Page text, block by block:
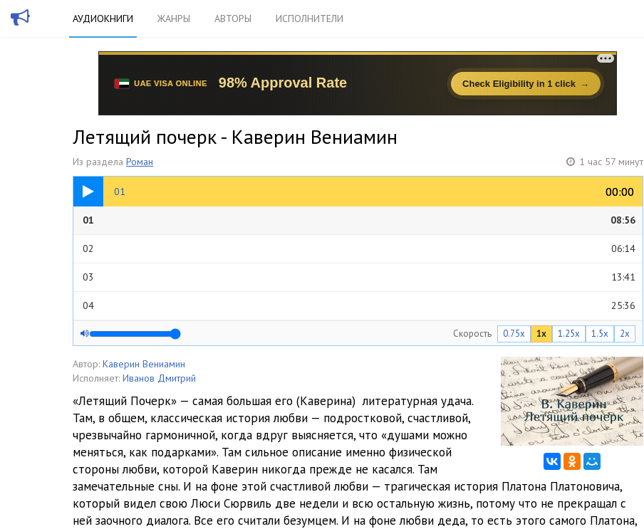
АУДИОКНИГИ ЖАНРЫ АВТОРЫ ИСПОЛНИТЕЛИ
Летящий почерк - Каверин Вениамин
Из раздела Роман 1 час 57 минут
01 00:00
00:00
08:56
01 08:56
02 06:14
03 13:41
04 25:36
05 07:31
06 09:15
10:44
08 16:10
09 11:00
10
Скорость 0.75x 1x 1.25x 1.5x 2x
Автор: Каверин Вениамин
Исполняет: Иванов Дмитрий
«Летящий Почерк» — самая большая его (Каверина) литературная удача.
Там, в общем, классическая история любви — подростковой, счастливой,
чрезвычайно гармоничной, когда вдруг выясняется, что «душами можно
меняться, как подарками». Там сильное описание именно физической
стороны любви, которой Каверин никогда прежде не касался. Там
замечательные сны. И на фоне этой счастливой любви — трагическая история Платона Платоновича,
который видел свою Люси Сюрвиль две недели и всю остальную жизнь, потому что не прекращал с
ней заочного диалога. Все его считали безумцем. И на фоне любви деда, то есть этого самого Платона,